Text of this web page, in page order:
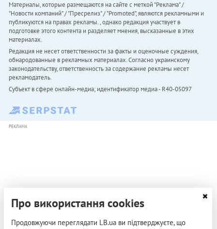
Материалы, которые размещаются на сайте с меткой "Реклама" /
"Новости компаний" / "Пресрелиз" / "Promoted", являются рекламными и
публикуются на правах рекламы. , однако редакция участвует в
подготовке этого контента и разделяет мнения, высказанные в этих
материалах.
Редакция не несет ответственности за факты и оценочные суждения,
обнародованные в рекламных материалах. Согласно украинскому
законодательству, ответственность за содержание рекламы несет
рекламодатель.
Субъект в сфере онлайн-медиа; идентификатор медиа - R40-05097
РЕКЛАМА
Про використання cookies
Продовжуючи переглядати LB.ua ви підтверджуєте, що